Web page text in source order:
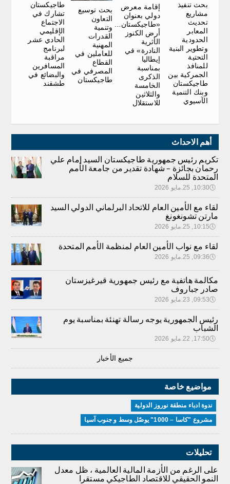
بحث تنفيذ
مشاريع
تحديث
المعابر
الحدودية
وتطوير البنية
التحتية
للمنافذ
الجمركية بين
طاجيكستان
وبنك التنمية
الآسيوي
إقامة معرض
دولي بعنوان
«طاجيكستان…
أرض الكنوز
الأثرية
النادرة» في
إيطاليا
بمناسبة
الذكرى
الخامسة
والثلاثين
للاستقلال
بحث توسيع
التعاون
وتنمية
القدرات
المهنية
للعاملين في
القطاع
المصرفي في
طاجيكستان
طاجيكستان
تشارك في
الاجتماع
الإقليمي
الحادي عشر
لبرنامج
مراقبة
المسافرين
والبضائع في
طشقند
أهم الاحداث
تكريم رئيس جمهورية طاجيكستان السيد إمام علي
رحمان بجائزة – شهادة تقدير من جامعة الأمم
المتحدة للسلام
🕔10:30, 25.مايو 2026
لقاء مع الأمين العام للاتحاد البرلماني الدولي السيد
مارتن تشونغونغ
🕔10:15, 25.مايو 2026
لقاء مع نواب الأمين العام لمنظمة الأمم المتحدة
🕔09:36, 25.مايو 2026
مكالمة هاتفية مع رئيس جمهورية قيرغيزستان
صادر جباروف
🕔09:53, 23.مايو 2026
رئيس الجمهورية يوجه رسالة تهنئة بمناسبة يوم
الشباب
🕔17:50, 22.مايو 2026
جميع الأخبار
مواضيع خاصة
ندوة ادباء منطقة نوروز الدولية
مشروع "كاسا – 1000" يوصّل وسط و جنوب آسيا
تحليلات
على الرغم من الأزمة المالية العالمية ، ظل معدل
النمو الحقيقي للاقتصاد الطاجيكي مستقرا